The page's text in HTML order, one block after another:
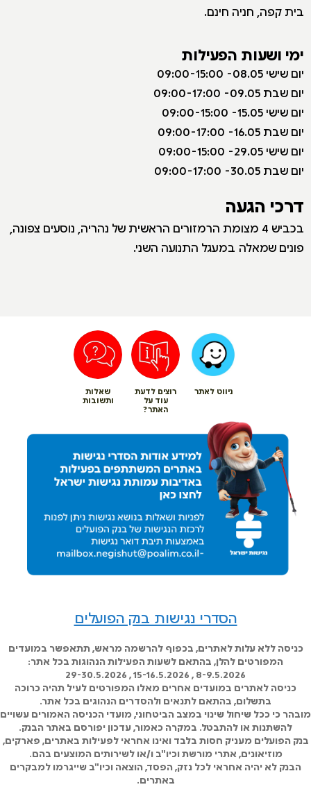
בית קפה, חניה חינם.
ימי ושעות הפעילות
יום שישי 08.05- 09:00-15:00
יום שבת 09.05- 09:00-17:00
יום שישי 15.05- 09:00-15:00
יום שבת 16.05- 09:00-17:00
יום שישי 29.05- 09:00-15:00
יום שבת 30.05- 09:00-17:00
דרכי הגעה
בכביש 4 מצומת הרמזורים הראשית של נהריה, נוסעים צפונה,
פונים שמאלה במעגל התנועה השני.
ניווט לאתר
רוצים לדעת
עוד על
האתר?
שאלות
ותשובות
הסדרי נגישות בנק הפועלים
כניסה ללא עלות לאתרים, בכפוף להרשמה מראש, תתאפשר במועדים
המפורטים להלן, בהתאם לשעות הפעילות הנהוגות בכל אתר:
8-9.5.2026 , 15-16.5.2026 , 29-30.5.2026
כניסה לאתרים במועדים אחרים מאלו המפורטים לעיל תהיה כרוכה
בתשלום, בהתאם לתנאים ולהסדרים הנהוגים בכל אתר.
מובהר כי ככל שיחול שינוי במצב הביטחוני, מועדי הכניסה האמורים עשויים
להשתנות או להתבטל. במקרה כאמור, עדכון יפורסם באתר הבנק.
בנק הפועלים מעניק חסות בלבד ואינו אחראי לפעילות באתרים, פארקים,
מוזיאונים, אתרי מורשת וכיו"ב ו/או לשירותים המוצעים בהם.
הבנק לא יהיה אחראי לכל נזק, הפסד, הוצאה וכיו"ב שייגרמו למבקרים
באתרים.